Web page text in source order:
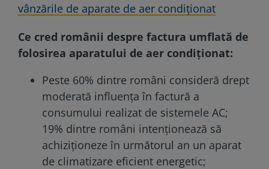
vânzările de aparate de aer condiționat
Ce cred românii despre factura umflată de
folosirea aparatului de aer condiţionat:
Peste 60% dintre români consideră drept
moderată influența în factură a
consumului realizat de sistemele AC;
19% dintre români intenționează să
achiziționeze în următorul an un aparat
de climatizare eficient energetic;